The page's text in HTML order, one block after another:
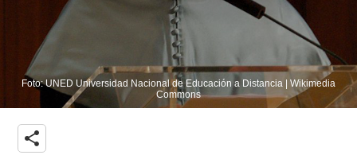
Foto: UNED Universidad Nacional de Educación a Distancia | Wikimedia
Commons
share